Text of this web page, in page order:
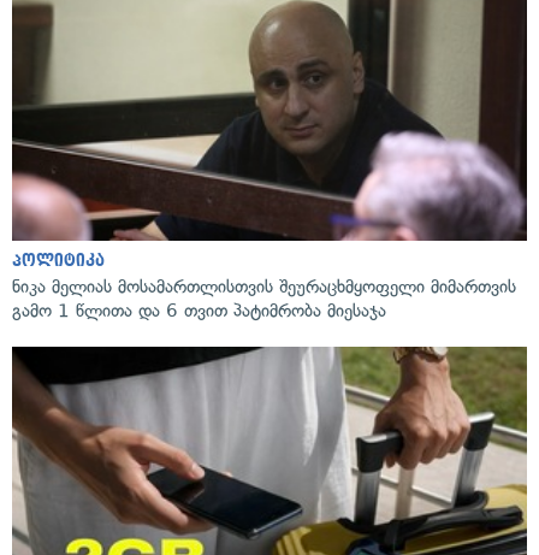
პოლიტიკა
ნიკა მელიას მოსამართლისთვის შეურაცხმყოფელი მიმართვის
გამო 1 წლითა და 6 თვით პატიმრობა მიესაჯა